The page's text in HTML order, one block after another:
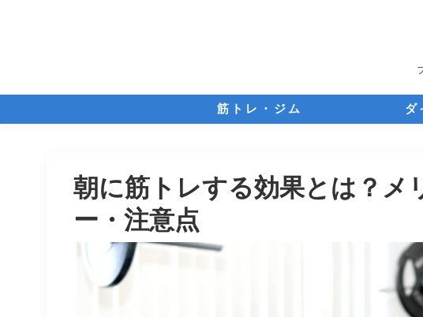
筋トレ・ジム ダ
朝に筋トレする効果とは？メ
ー・注意点